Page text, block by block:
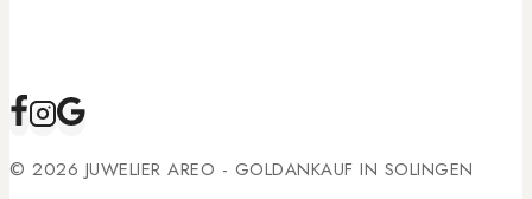
© 2026 JUWELIER AREO - GOLDANKAUF IN SOLINGEN